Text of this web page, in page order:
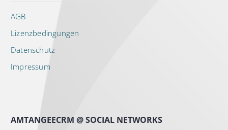
AGB
Lizenzbedingungen
Datenschutz
Impressum
AMTANGEECRM @ SOCIAL NETWORKS